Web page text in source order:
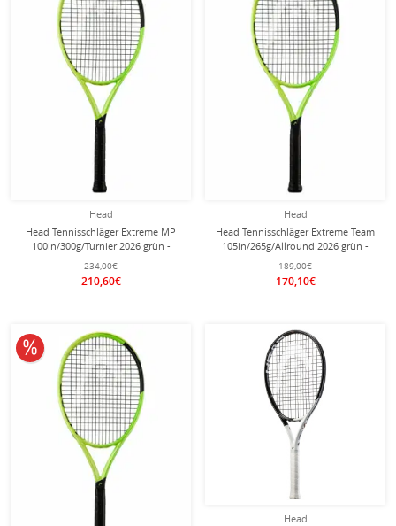
Head
Head Tennisschläger Extreme MP
100in/300g/Turnier 2026 grün -
unbesaitet -
234,00€
210,60€
Head
Head Tennisschläger Extreme Team
105in/265g/Allround 2026 grün -
unbesaitet -
189,00€
170,10€
10% reduziert
Head